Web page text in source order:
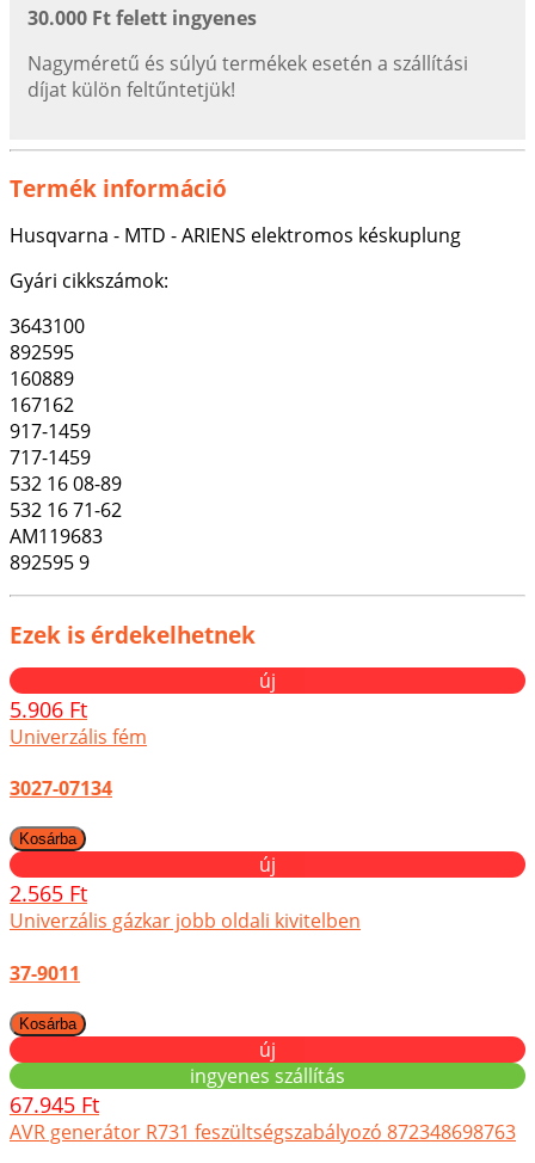
30.000 Ft felett ingyenes
Nagyméretű és súlyú termékek esetén a szállítási
díjat külön feltűntetjük!
Termék információ
Husqvarna - MTD - ARIENS elektromos késkuplung
Gyári cikkszámok:
3643100
892595
160889
167162
917-1459
717-1459
532 16 08-89
532 16 71-62
AM119683
892595 9
Ezek is érdekelhetnek
új
5.906 Ft
Univerzális fém
3027-07134
új
2.565 Ft
Univerzális gázkar jobb oldali kivitelben
37-9011
új
ingyenes szállítás
67.945 Ft
AVR generátor R731 feszültségszabályozó 872348698763